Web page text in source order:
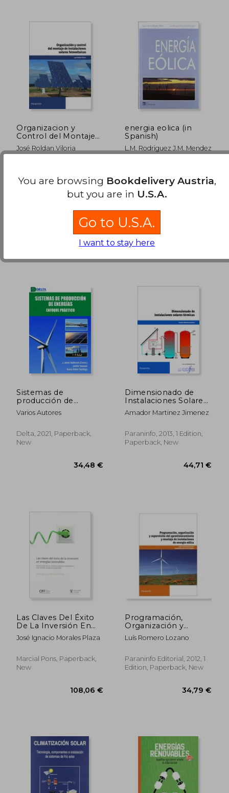
38,26 €
Organizacion y
Control del Montaje
de Instalaciones
Solares Fotovoltaicas
José Roldan Viloria
2014, 1 Edition, Paperback,
New
in Good Condition for
Buy Used
energia eolica (in
Spanish)
L.m. Rodriguez J.m. Mendez
Sistemas de
producción de
energías. Enfoque
práctico (in Spanish)
Varios Autores
Delta, 2021, Paperback,
New
Dimensionado de
Instalaciones Solares
Termicas (in Spanish)
Amador Martinez Jimenez
Paraninfo, 2013, 1 Edition,
Paperback, New
Las Claves Del Éxito
De La Inversión En
Energias Renovables
(in Spanish)
José Ignacio Morales Plaza
Marcial Pons, Paperback,
New
Programación,
Organización y
Supervisión del
Aprovisionamiento y
Instalaciones de
Energía Eólica (in
Luís Romero Lozano
Paraninfo Editorial, 2012, 1
Edition, Paperback, New
You are browsing Bookdelivery Austria,
but you are in U.S.A.
Go to U.S.A.
I want to stay here